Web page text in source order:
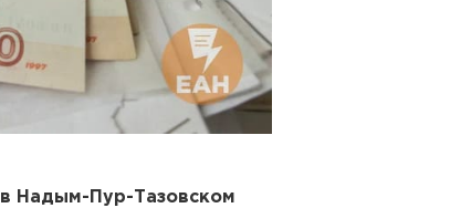
в Надым-Пур-Тазовском